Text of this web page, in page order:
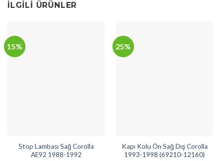
İLGILI ÜRÜNLER
15%
Stop Lambası Sağ Corolla
AE92 1988-1992
25%
Kapı Kolu Ön Sağ Dış Corolla
1993-1998 (69210-12160)